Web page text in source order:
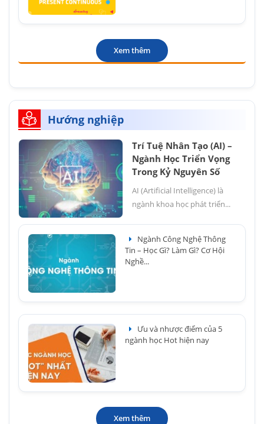
Xem thêm
Hướng nghiệp
Trí Tuệ Nhân Tạo (AI) –
Ngành Học Triển Vọng
Trong Kỷ Nguyên Số
AI (Artificial Intelligence) là
ngành khoa học phát triển...
Ngành Công Nghệ Thông
Tin – Học Gì? Làm Gì? Cơ Hội
Nghề...
Ưu và nhược điểm của 5
ngành học Hot hiện nay
Xem thêm